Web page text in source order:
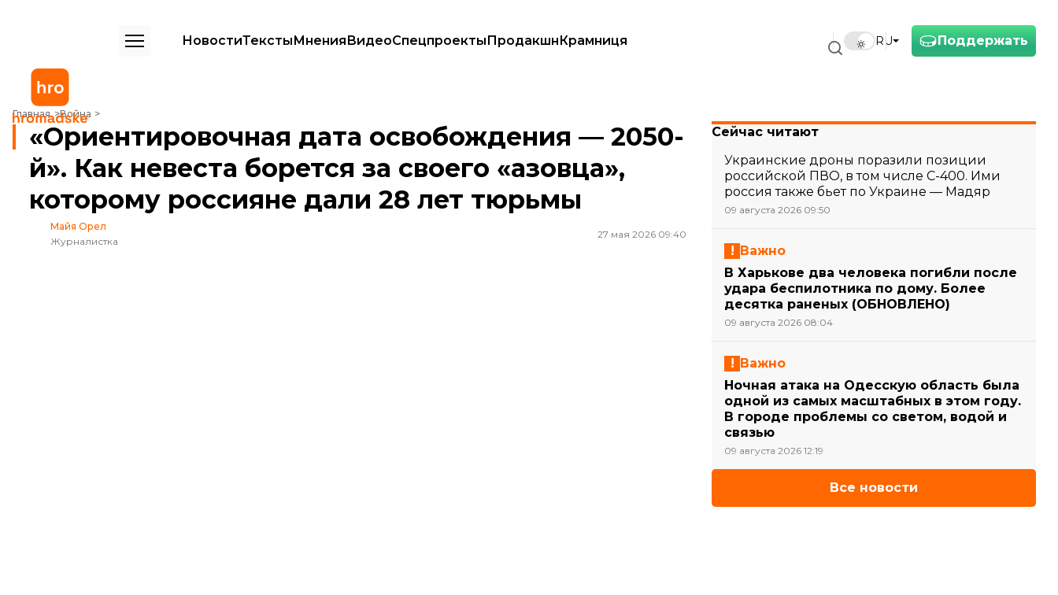
Поддержать
RU
НовостиТекстыМненияВидеоСпецпроектыПродакшнКрамниця
Главная Война
«Ориентировочная дата освобождения — 2050-й». Как невеста борется за своего «азовца», которому россияне дали 28 лет тюрьмы
«Ориентировочная дата освобождения — 2050-
й». Как невеста борется за своего «азовца»,
которому россияне дали 28 лет тюрьмы
Майя Орел
Журналистка
27 мая 2026 09:40
Сейчас читают
Украинские дроны поразили позиции
российской ПВО, в том числе С-400. Ими
россия также бьет по Украине — Мадяр
09 августа 2026 09:50
Важно
В Харькове два человека погибли после
удара беспилотника по дому. Более
десятка раненых (ОБНОВЛЕНО)
09 августа 2026 08:04
Важно
Ночная атака на Одесскую область была
одной из самых масштабных в этом году.
В городе проблемы со светом, водой и
связью
09 августа 2026 12:19
Все новости